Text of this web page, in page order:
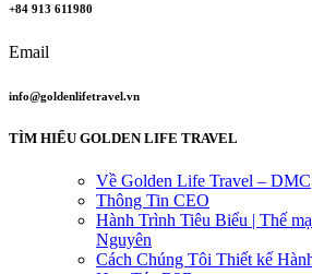
+84 913 611980
Email
info@goldenlifetravel.vn
TÌM HIỂU GOLDEN LIFE TRAVEL
Về Golden Life Travel – DMC
Thông Tin CEO
Hành Trình Tiêu Biểu | Thế
Nguyên
Cách Chúng Tôi Thiết kế